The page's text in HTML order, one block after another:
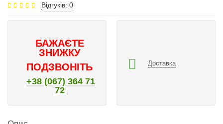
Відгуків: 0
БАЖАЄТЕ
ЗНИЖКУ
ПОДЗВОНІТЬ
+38 (067) 364 71
72
Доставка